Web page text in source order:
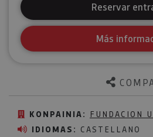
KONPAINIA: FUNDACION
IDIOMAS: CASTELLANO
Reservar
Más